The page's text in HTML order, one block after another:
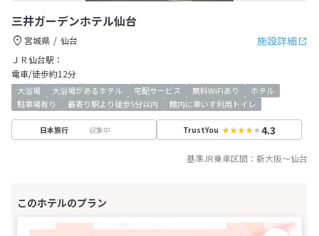
三井ガーデンホテル仙台
施設詳細
宮城県
仙台
ＪＲ仙台駅：
電車/徒歩約12分
大浴場 大浴場があるホテル 宅配サービス 無料WiFiあり
ホテル
駐車場有り
最寄り駅より徒歩5分以内 館内に車いす利用トイレ
日本旅行 収集中 TrustYou 4.3
基準JR乗車区間： 新大阪～仙台